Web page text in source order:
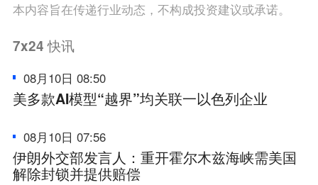
本内容旨在传递行业动态，不构成投资建议或承诺。
7x24快讯
08月10日 08:50
美多款AI模型“越界”均关联一以色列企业
08月10日 07:56
伊朗外交部发言人：重开霍尔木兹海峡需美国
解除封锁并提供赔偿